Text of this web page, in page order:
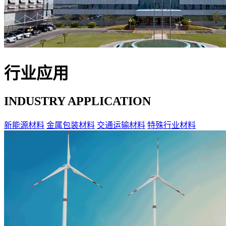
行业应用
INDUSTRY APPLICATION
新能源材料 金属包装材料 交通运输材料 特殊行业材料